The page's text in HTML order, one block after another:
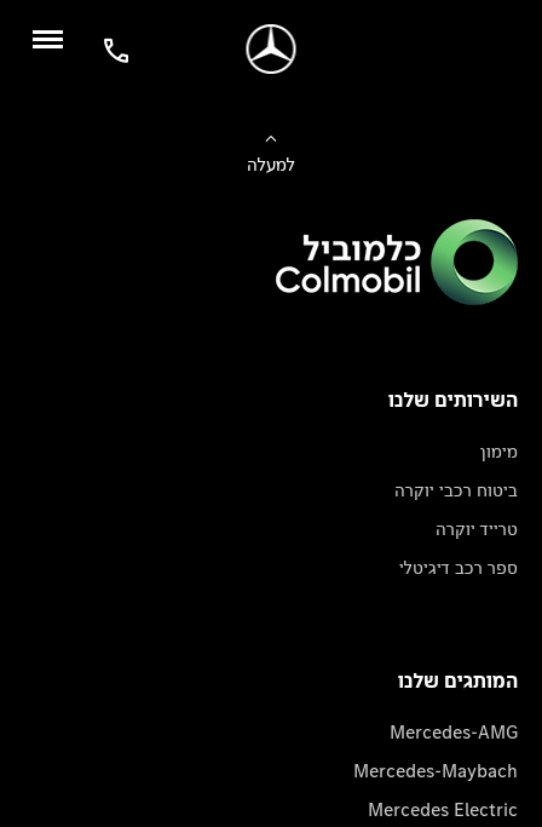
למעלה
השירותים שלנו
מימון
ביטוח רכבי יוקרה
טרייד יוקרה
ספר רכב דיגיטלי
המותגים שלנו
Mercedes-AMG
Mercedes-Maybach
Mercedes Electric